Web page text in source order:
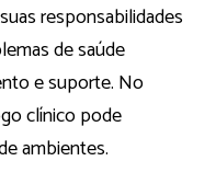
responsabilidades
de saúde
e suporte. No
clínico pode
ambientes.